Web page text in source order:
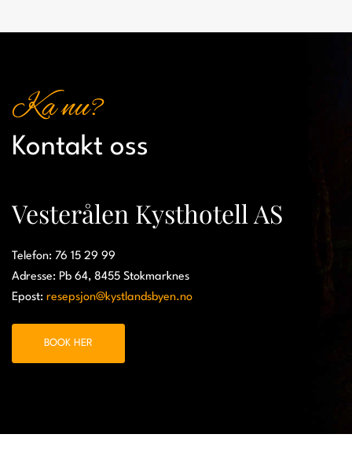
Ka nu?
Kontakt oss
Vesterålen Kysthotell AS
Telefon: 76 15 29 99
Adresse: Pb 64, 8455 Stokmarknes
Epost: resepsjon@kystlandsbyen.no
BOOK HER